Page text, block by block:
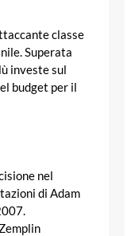
classe
Superata
investe sul
budget per il
nel
di Adam